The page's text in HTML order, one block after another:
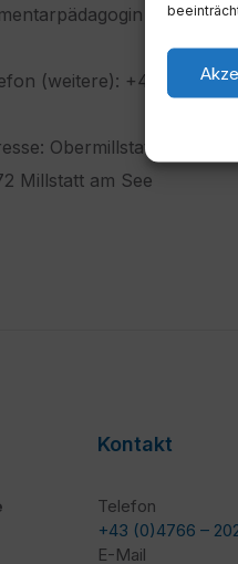
(weitere): +43 660
Obermillstatt 124
Millstatt am See
Kontakt
Telefon
+43 (0)4766 –
E-Mail